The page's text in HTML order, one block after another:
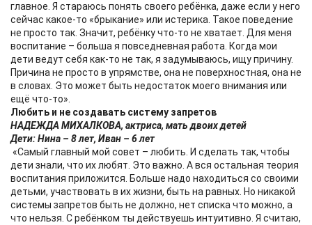
главное. Я стараюсь понять своего ребёнка, даже если у него
сейчас какое-то «брыкание» или истерика. Такое поведение
не просто так. Значит, ребёнку что-то не хватает. Для меня
воспитание – больша я повседневная работа. Когда мои
дети ведут себя как-то не так, я задумываюсь, ищу причину.
Причина не просто в упрямстве, она не поверхностная, она не
в словах. Это может быть недостаток моего внимания или
ещё что-то».
Любить и не создавать систему запретов
НАДЕЖДА МИХАЛКОВА, актриса, мать двоих детей
Дети: Нина – 8 лет, Иван – 6 лет
«Самый главный мой совет – любить. И сделать так, чтобы
дети знали, что их любят. Это важно. А вся остальная теория
воспитания приложится. Больше надо находиться со своими
детьми, участвовать в их жизни, быть на равных. Но никакой
системы запретов быть не должно, нет списка что можно, а
что нельзя. С ребёнком ты действуешь интуитивно. Я считаю,